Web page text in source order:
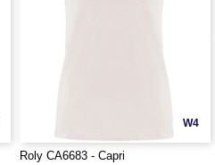
W4
Roly CA6683 - Capri